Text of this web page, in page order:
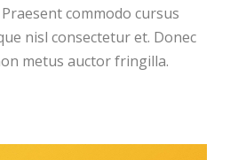
commodo cursus
nisl consectetur et. Donec
metus auctor fringilla.